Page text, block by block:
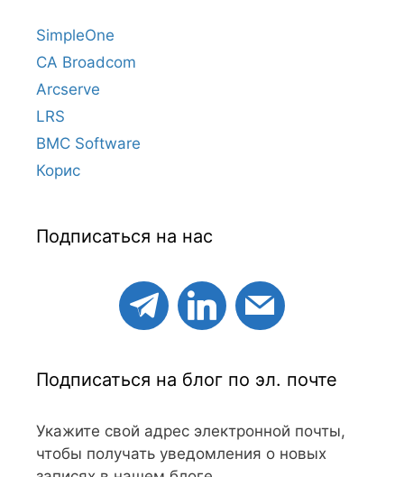
SimpleOne
CA Broadcom
Arcserve
LRS
BMC Software
Корис
Подписаться на нас
Подписаться на блог по эл. почте
Укажите свой адрес электронной почты,
чтобы получать уведомления о новых